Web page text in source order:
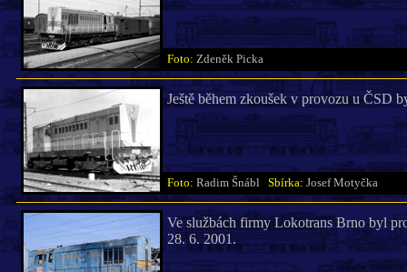
Foto: Zdeněk Picka
Ještě během zkoušek v provozu u ČSD
Foto: Radim Šnábl Sbírka: Josef Motyčka
Ve službách firmy Lokotrans Brno byl
28. 6. 2001.